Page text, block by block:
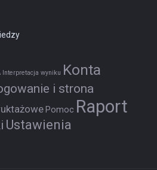
Interpretacja wyniku Konta
i strona
Pomoc Raport
Ustawienia